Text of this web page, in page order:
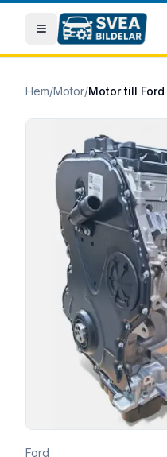
Hoppa till huvudinnehåll
Öppna meny
Hem/Motor/
Ford